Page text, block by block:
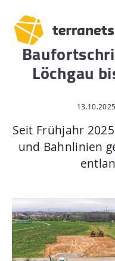
Lampertheim
Heidelberg –
Heilbronn –
Löchgau –
Start
Planung,
Löchgau
Seit Frühjahr
und Bahnlinien